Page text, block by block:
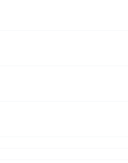
sociaux pour connaître
de vous impliquer.